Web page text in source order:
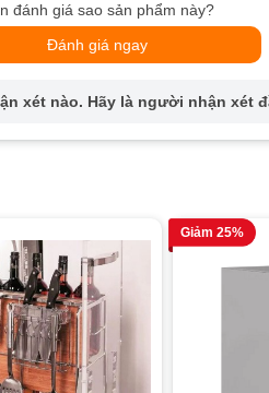
đánh giá sao sản phẩm này?
Đánh giá ngay
xét nào. Hãy là người nhận xét
Giảm 25%